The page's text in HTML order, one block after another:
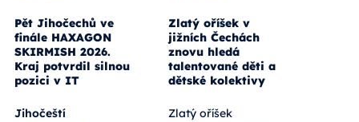
Pět Jihočechů ve
finále HAXAGON
SKIRMISH 2026.
Kraj potvrdil silnou
pozici v IT
Jihočeští
Zlatý oříšek v
jižních Čechách
znovu hledá
talentované děti a
dětské kolektivy
Zlatý oříšek